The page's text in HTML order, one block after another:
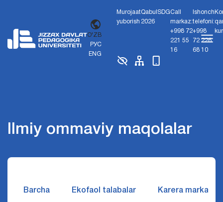
O'ZB
РУС
ENG
Murojaat
yuborish
Qabul
2026
SDGCall
markaz:
+998 72
221 55
16
Ishonch
telefoni:
+998
72 226
68 10
Ilmiy ommaviy maqolalar
Barcha Ekofaol talabalar Karera markazi